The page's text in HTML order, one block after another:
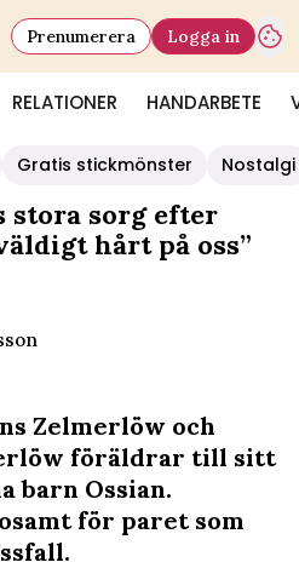
RELATIONER HANDARBETE
Prenumerera Logga in
Gratis stickmönster Nostalgi
stora sorg efter
hårt på oss”
Zelmerlöw och
föräldrar till sitt
barn Ossian.
för paret som